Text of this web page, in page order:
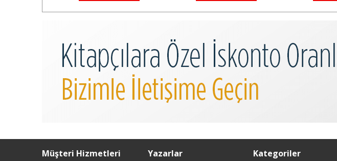
Müşteri Hizmetleri Yazarlar Kategoriler